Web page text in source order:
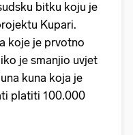
bitku koju je
Kupari.
koje je prvotno
je smanjio uvjet
kuna koja je
platiti 100.000